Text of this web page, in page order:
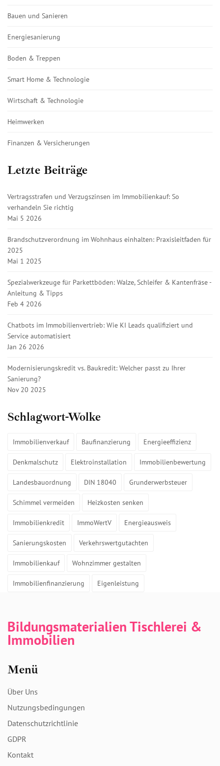
Bauen und Sanieren
Energiesanierung
Boden & Treppen
Smart Home & Technologie
Wirtschaft & Technologie
Heimwerken
Finanzen & Versicherungen
Letzte Beiträge
Vertragsstrafen und Verzugszinsen im Immobilienkauf: So
verhandeln Sie richtig
Mai 5 2026
Brandschutzverordnung im Wohnhaus einhalten: Praxisleitfaden für
2025
Mai 1 2025
Spezialwerkzeuge für Parkettböden: Walze, Schleifer & Kantenfräse -
Anleitung & Tipps
Feb 4 2026
Chatbots im Immobilienvertrieb: Wie KI Leads qualifiziert und
Service automatisiert
Jan 26 2026
Modernisierungskredit vs. Baukredit: Welcher passt zu Ihrer
Sanierung?
Nov 20 2025
Schlagwort-Wolke
Immobilienverkauf Baufinanzierung Energieeffizienz
Denkmalschutz Elektroinstallation Immobilienbewertung
Landesbauordnung DIN 18040 Grunderwerbsteuer
Schimmel vermeiden Heizkosten senken
Immobilienkredit ImmoWertV Energieausweis
Sanierungskosten Verkehrswertgutachten
Immobilienkauf Wohnzimmer gestalten
Immobilienfinanzierung Eigenleistung
Bildungsmaterialien Tischlerei &
Immobilien
Menü
Über Uns
Nutzungsbedingungen
Datenschutzrichtlinie
GDPR
Kontakt